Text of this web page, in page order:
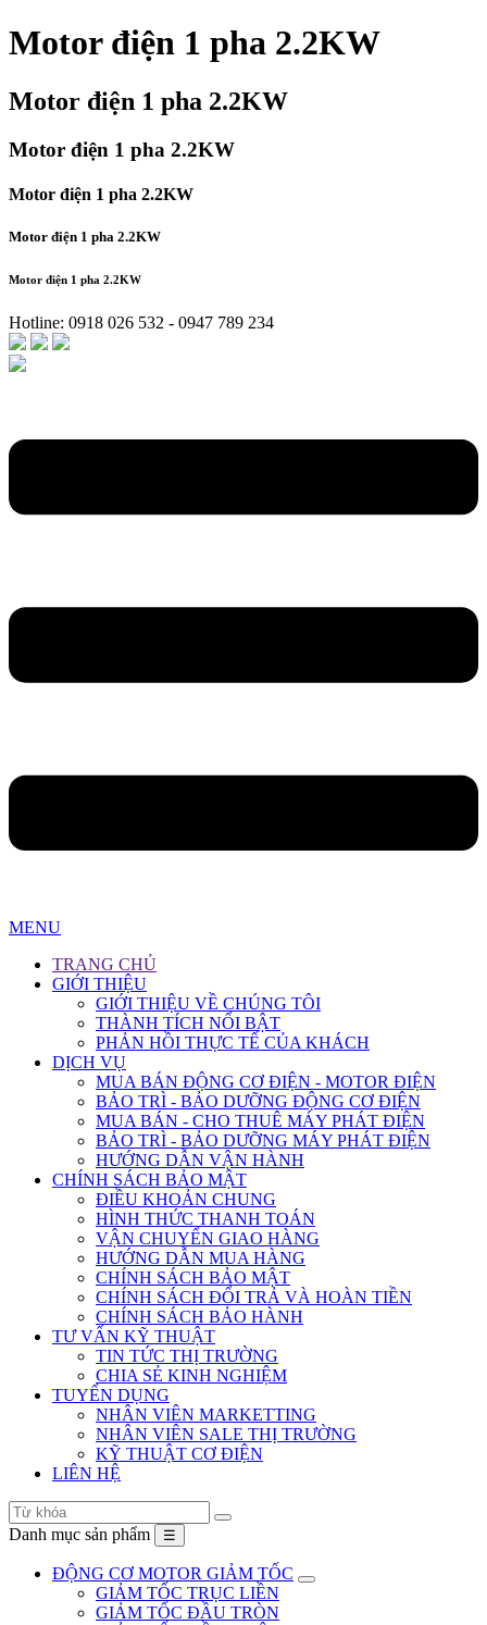
Motor điện 1 pha 2.2KW
Motor điện 1 pha 2.2KW
Motor điện 1 pha 2.2KW
Motor điện 1 pha 2.2KW
Motor điện 1 pha 2.2KW
Motor điện 1 pha 2.2KW
Hotline: 0918 026 532 - 0947 789 234
MENU
TRANG CHỦ
GIỚI THIỆU
GIỚI THIỆU VỀ CHÚNG TÔI
THÀNH TÍCH NỔI BẬT
PHẢN HỒI THỰC TẾ CỦA KHÁCH
DỊCH VỤ
MUA BÁN ĐỘNG CƠ ĐIỆN - MOTOR ĐIỆN
BẢO TRÌ - BẢO DƯỠNG ĐỘNG CƠ ĐIỆN
MUA BÁN - CHO THUÊ MÁY PHÁT ĐIỆN
BẢO TRÌ - BẢO DƯỠNG MÁY PHÁT ĐIỆN
HƯỚNG DẪN VẬN HÀNH
CHÍNH SÁCH BẢO MẬT
ĐIỀU KHOẢN CHUNG
HÌNH THỨC THANH TOÁN
VẬN CHUYỂN GIAO HÀNG
HƯỚNG DẪN MUA HÀNG
CHÍNH SÁCH BẢO MẬT
CHÍNH SÁCH ĐỔI TRẢ VÀ HOÀN TIỀN
CHÍNH SÁCH BẢO HÀNH
TƯ VẤN KỸ THUẬT
TIN TỨC THỊ TRƯỜNG
CHIA SẺ KINH NGHIỆM
TUYỂN DỤNG
NHÂN VIÊN MARKETTING
NHÂN VIÊN SALE THỊ TRƯỜNG
KỸ THUẬT CƠ ĐIỆN
LIÊN HỆ
Danh mục sản phẩm ☰
ĐỘNG CƠ MOTOR GIẢM TỐC
GIẢM TỐC TRỤC LIỀN
GIẢM TỐC ĐẦU TRÒN